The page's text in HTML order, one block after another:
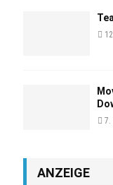
7.
ANZEIGE